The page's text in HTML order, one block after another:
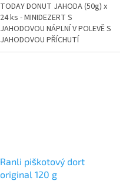
TODAY DONUT JAHODA (50g) x
24 ks - MINIDEZERT S
JAHODOVOU NÁPLNÍ V POLEVĚ S
JAHODOVOU PŘÍCHUTÍ
Ranli piškotový dort
original 120 g